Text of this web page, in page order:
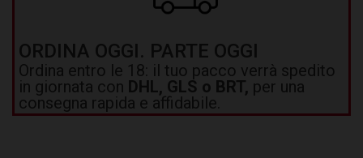
ORDINA OGGI. PARTE OGGI
Ordina entro le 18: il tuo pacco verrà spedito
in giornata con DHL, GLS o BRT, per una
consegna rapida e affidabile.